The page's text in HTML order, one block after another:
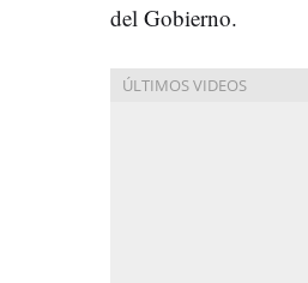
del Gobierno.